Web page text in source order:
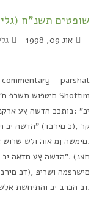
שופטים תשנ"ח (גליון
אוג 09, 1998
commentary – parshat
יכ" :בותככ הדשה ץע
קר ,(כ םירבד) "הדשה יכ
.םימשה ןמ אוה ולש
חצנ) ."הדשה ץע םדאה יכ
םישרפמה ושריפ ,(דכ
.וב הכרב יכ והתיחשת